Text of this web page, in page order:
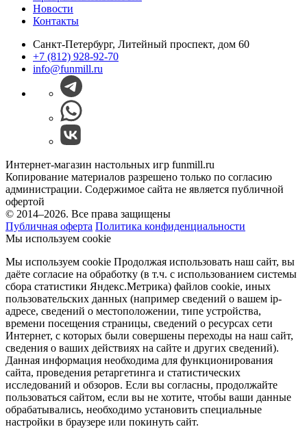
Новости
Контакты
Санкт-Петербург, Литейный проспект, дом 60
+7 (812) 928-92-70
info@funmill.ru
Интернет-магазин настольных игр funmill.ru
Копирование материалов разрешено только по согласию
администрации. Содержимое сайта не является публичной
офертой
© 2014–2026. Все права защищены
Публичная оферта Политика конфиденциальности
Мы используем cookie
Мы используем cookie Продолжая использовать наш cайт, вы
даёте согласие на обработку (в т.ч. с использованием системы
сбора статистики Яндекс.Метрика) файлов cookie, иных
пользовательских данных (например сведений о вашем ip-
адресе, сведений о местоположении, типе устройства,
времени посещения страницы, сведений о ресурсах сети
Интернет, с которых были совершены переходы на наш сайт,
сведения о ваших действиях на сайте и других сведений).
Данная информация необходима для функционирования
сайта, проведения ретаргетинга и статистических
исследований и обзоров. Если вы согласны, продолжайте
пользоваться сайтом, если вы не хотите, чтобы ваши данные
обрабатывались, необходимо установить специальные
настройки в браузере или покинуть сайт.